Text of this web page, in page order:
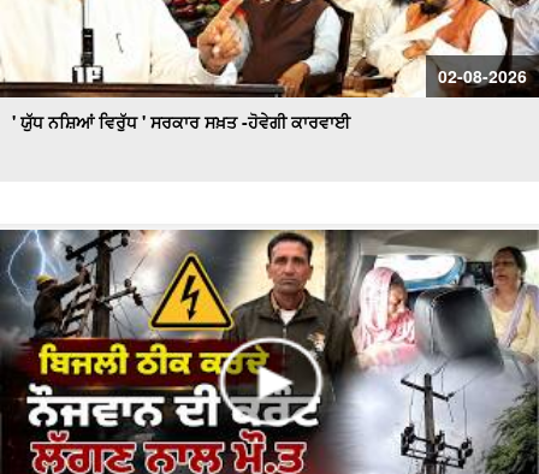
02-08-2026
' ਯੁੱਧ ਨਸ਼ਿਆਂ ਵਿਰੁੱਧ ' ਸਰਕਾਰ ਸਖ਼ਤ -ਹੋਵੇਗੀ ਕਾਰਵਾਈ